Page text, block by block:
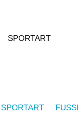
SPORTART
SPORTART